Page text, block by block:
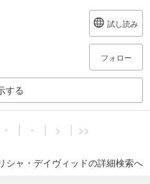
試し読み
フォロー
する
・ ・ > >>
シャ・デイヴィッドの詳細検索へ